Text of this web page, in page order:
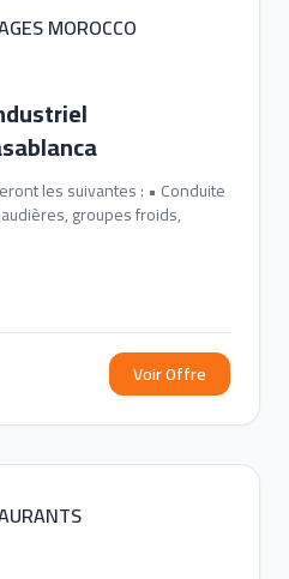
MOROCCO
les suivantes : • Conduite
groupes froids,
Voir Offre